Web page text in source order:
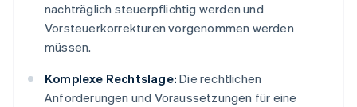
nachträglich steuerpflichtig werden und
Vorsteuerkorrekturen vorgenommen werden
müssen.
Komplexe Rechtslage: Die rechtlichen
Anforderungen und Voraussetzungen für eine